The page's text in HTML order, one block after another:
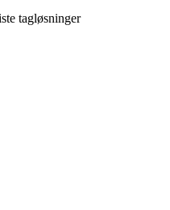
tagløsninger